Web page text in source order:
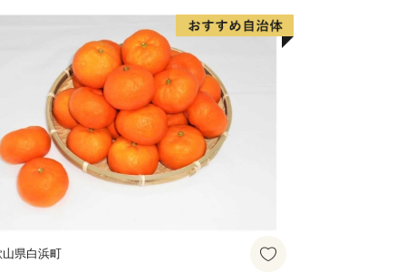
き、第三者に譲渡したり、提供した
人情報は、商品の発送、事務連絡、
道に関する報告、福井市が主催・出
ト情報の提供及び福井市のふるさと
使用させていただき、その手段とし
レット等の資料の郵送をさせていた
信又は資料の郵送停止等のご希望が
担当(contact-fukui-city@orebo.jp)ま
山県白浜町